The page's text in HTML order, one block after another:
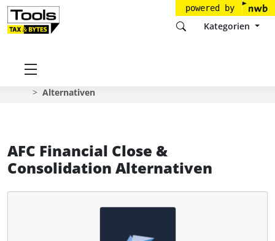
powered by
Kategorien
Startseite
Alternativen
AFC Financial Close &
Consolidation Alternativen